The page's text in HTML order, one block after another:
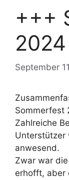
+++
September
Sommerfest
Zahlreiche
Unterstützer
anwesend.
Zwar war
erhofft, aber